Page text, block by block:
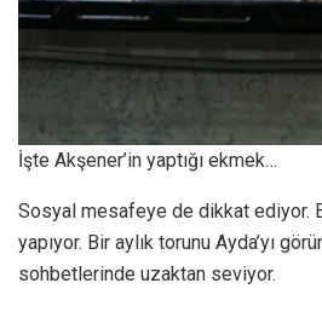
İşte Akşener’in yaptığı ekmek…
Sosyal mesafeye de dikkat ediyor.
yapıyor. Bir aylık torunu Ayda’yı
sohbetlerinde uzaktan seviyor.